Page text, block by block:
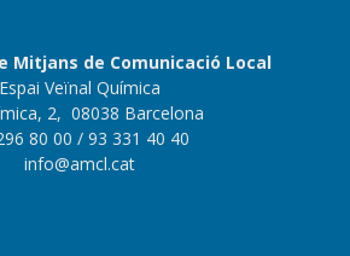
Mitjans de Comunicació Local
Espai Veïnal Química
2, 08038 Barcelona
80 00 / 93 331 40 40
info@amcl.cat